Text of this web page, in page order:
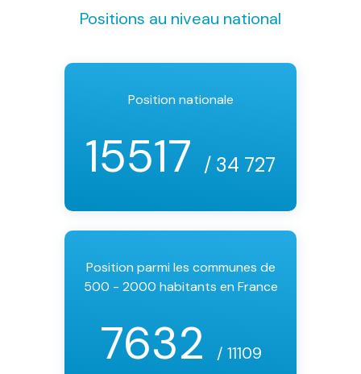
Positions au niveau national
Position nationale
15517 / 34 727
Position parmi les communes de
500 - 2000 habitants en France
7632 / 11109